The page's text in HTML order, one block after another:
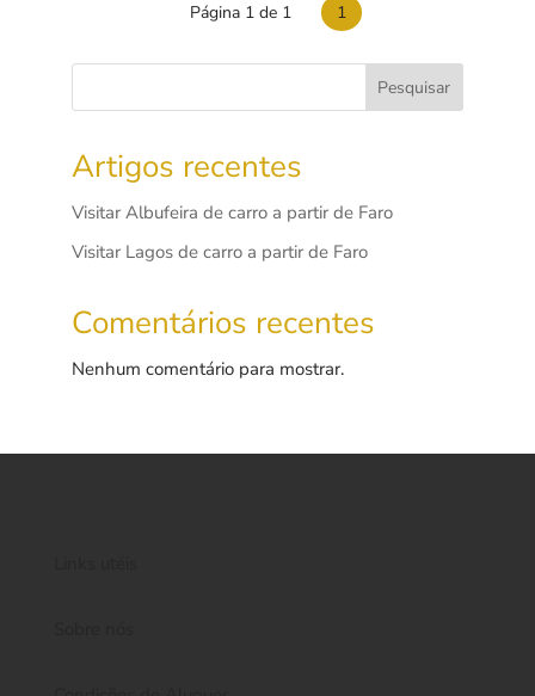
Página 1 de 1 1
Pesquisar
Artigos recentes
Visitar Albufeira de carro a partir de Faro
Visitar Lagos de carro a partir de Faro
Comentários recentes
Nenhum comentário para mostrar.